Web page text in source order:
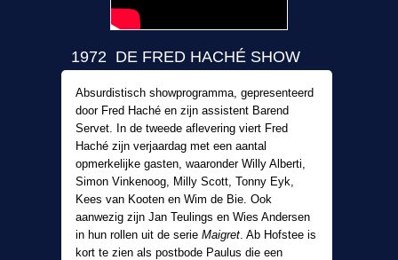
1972 DE FRED HACHÉ SHOW
Absurdistisch showprogramma, gepresenteerd
door Fred Haché en zijn assistent Barend
Servet. In de tweede aflevering viert Fred
Haché zijn verjaardag met een aantal
opmerkelijke gasten, waaronder Willy Alberti,
Simon Vinkenoog, Milly Scott, Tonny Eyk,
Kees van Kooten en Wim de Bie. Ook
aanwezig zijn Jan Teulings en Wies Andersen
in hun rollen uit de serie Maigret. Ab Hofstee is
kort te zien als postbode Paulus die een